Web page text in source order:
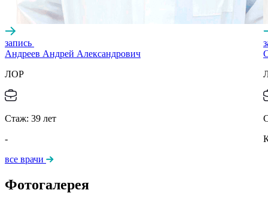
запись
Андреев Андрей Александрович
ЛОР
Стаж: 39 лет
-
все врачи
Фотогалерея